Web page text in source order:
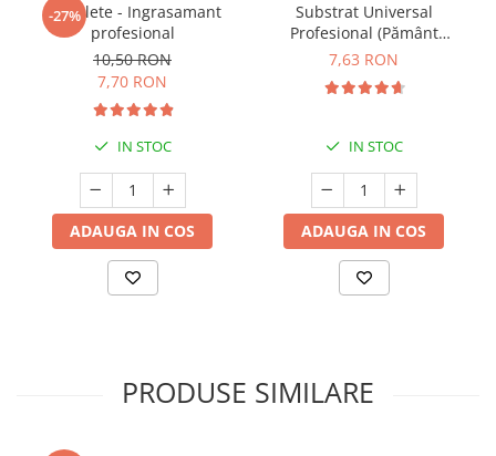
-27%
5 Tablete - Ingrasamant
profesional
10,50 RON
7,70 RON
IN STOC
ADAUGA IN COS
Substrat Universal
Profesional (Pământ
Premium) - 5 L
7,63 RON
IN STOC
ADAUGA IN COS
PRODUSE SIMILARE